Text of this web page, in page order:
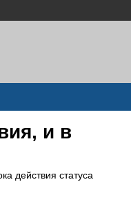
и в
действия статуса